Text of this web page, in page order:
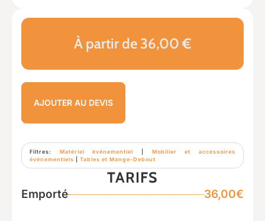
À partir de 36,00 €
AJOUTER AU DEVIS
Filtres: Matériel événementiel
Mobilier et accessoires
événementiels
Tables et Mange-Debout
TARIFS
Emporté 36,00€